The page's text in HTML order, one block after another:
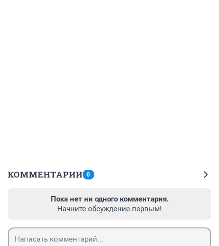
КОММЕНТАРИИ 0
Пока нет ни одного комментария.
Начните обсуждение первым!